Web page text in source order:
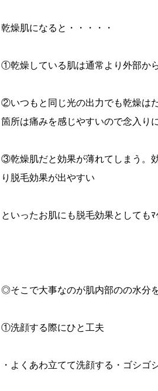
乾燥肌になると・・・・・
①乾燥している肌は通常より外部か
②いつもと同じ光の出力でも乾燥は
箇所は痛みを感じやすいので念入り
③乾燥肌だと効果が薄れてしまう。
り脱毛効果が出やすい
といったお肌にも脱毛効果としてもﾏ
◎そこで大事なのが肌内部のの水分
①洗顔する際にひと工夫
・よくあわ立てて洗顔する・ゴシゴ